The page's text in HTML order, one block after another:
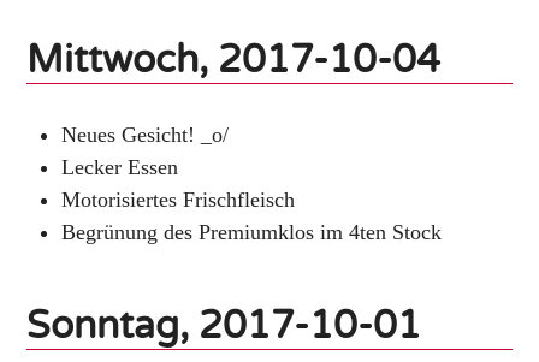
Mittwoch, 2017-10-04
Neues Gesicht! _o/
Lecker Essen
Motorisiertes Frischfleisch
Begrünung des Premiumklos im 4ten Stock
Sonntag, 2017-10-01